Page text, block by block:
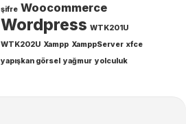
şifre Woocommerce
Wordpress WTK201U
WTK202U Xampp XamppServer xfce
yapışkan görsel yağmur yolculuk